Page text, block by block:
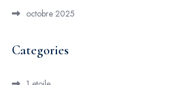
octobre 2025
Categories